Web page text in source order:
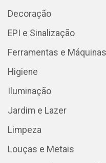
Decoração
EPI e Sinalização
Ferramentas e Máquinas
Higiene
Iluminação
Jardim e Lazer
Limpeza
Louças e Metais